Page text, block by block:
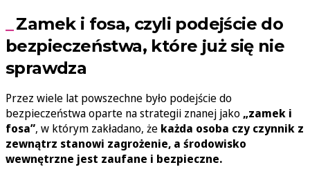
Zamek i fosa, czyli podejście do
bezpieczeństwa, które już się nie
sprawdza
Przez wiele lat powszechne było podejście do
bezpieczeństwa oparte na strategii znanej jako „zamek i
fosa”, w którym zakładano, że każda osoba czy czynnik z
zewnątrz stanowi zagrożenie, a środowisko
wewnętrzne jest zaufane i bezpieczne.